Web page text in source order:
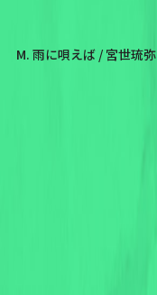
M. 雨に唄えば / 宮世琉弥